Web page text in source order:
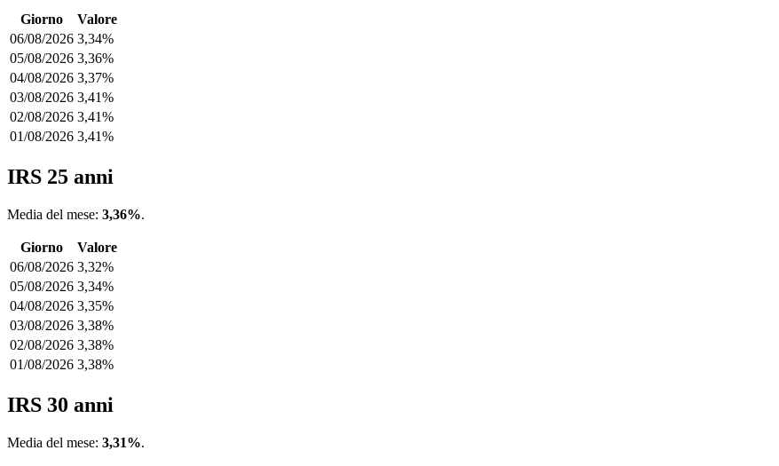
Giorno
Valore
06/08/2026 3,34%
05/08/2026 3,36%
04/08/2026 3,37%
03/08/2026 3,41%
02/08/2026 3,41%
01/08/2026 3,41%
IRS 25 anni
Media del mese: 3,36%.
Giorno
Valore
06/08/2026 3,32%
05/08/2026 3,34%
04/08/2026 3,35%
03/08/2026 3,38%
02/08/2026 3,38%
01/08/2026 3,38%
IRS 30 anni
Media del mese: 3,31%.